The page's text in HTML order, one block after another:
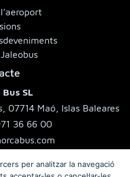
Bus SL
07714 Maó, Islas Baleares
36 66 00
per analitzar la navegació